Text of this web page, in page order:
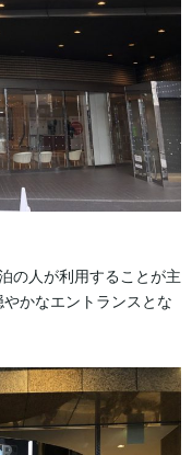
の人が利用することが主
かなエントランスとな